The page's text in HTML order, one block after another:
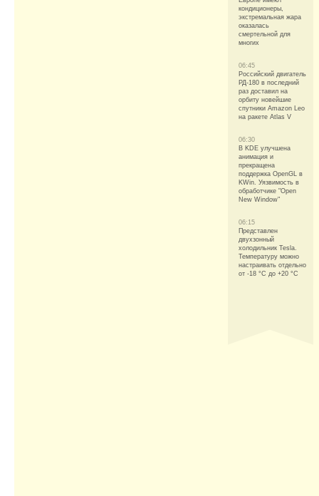
кондиционеры,
экстремальная жара
оказалась
смертельной для
многих
06:45
Российский двигатель
РД-180 в последний
раз доставил на
орбиту новейшие
спутники Amazon Leo
на ракете Atlas V
06:30
В KDE улучшена
анимация и
прекращена
поддержка OpenGL в
KWin. Уязвимость в
обработчике "Open
New Window"
06:15
Представлен
двухзонный
холодильник Tesla.
Температуру можно
настраивать отдельно
от -18 °C до +20 °C